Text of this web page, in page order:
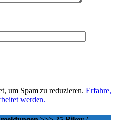
um Spam zu reduzieren. Erfahre,
werden.